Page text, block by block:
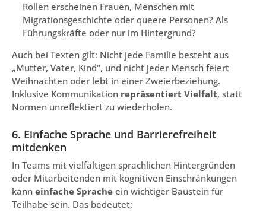
Rollen erscheinen Frauen, Menschen mit
Migrationsgeschichte oder queere Personen? Als
Führungskräfte oder nur im Hintergrund?
Auch bei Texten gilt: Nicht jede Familie besteht aus
„Mutter, Vater, Kind“, und nicht jeder Mensch feiert
Weihnachten oder lebt in einer Zweierbeziehung.
Inklusive Kommunikation repräsentiert Vielfalt, statt
Normen unreflektiert zu wiederholen.
6. Einfache Sprache und Barrierefreiheit
mitdenken
In Teams mit vielfältigen sprachlichen Hintergründen
oder Mitarbeitenden mit kognitiven Einschränkungen
kann einfache Sprache ein wichtiger Baustein für
Teilhabe sein. Das bedeutet: